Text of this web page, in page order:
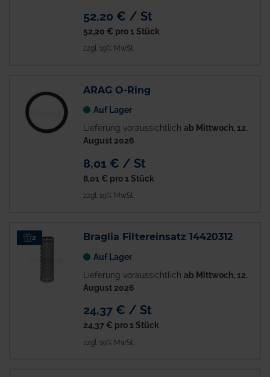
52,20 € / St
52,20 € pro 1 Stück
zzgl. 19% MwSt.
ARAG O-Ring
Auf Lager
Lieferung voraussichtlich ab Mittwoch, 12.
August 2026
8,01 € / St
8,01 € pro 1 Stück
zzgl. 19% MwSt.
2 Braglia Filtereinsatz 14420312
Auf Lager
Lieferung voraussichtlich ab Mittwoch, 12.
August 2026
24,37 € / St
24,37 € pro 1 Stück
zzgl. 19% MwSt.